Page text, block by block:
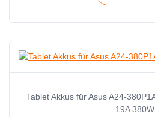
Tablet Akkus für Asus A24-
19A 380W